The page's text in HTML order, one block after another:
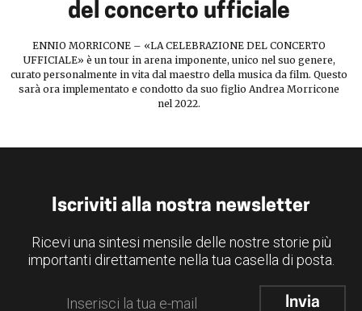
del concerto ufficiale
ENNIO MORRICONE – «LA CELEBRAZIONE DEL CONCERTO
UFFICIALE» è un tour in arena imponente, unico nel suo genere,
curato personalmente in vita dal maestro della musica da film. Questo
sarà ora implementato e condotto da suo figlio Andrea Morricone
nel 2022.
Iscriviti alla nostra newsletter
Ricevi una sintesi mensile delle nostre storie più
importanti direttamente nella tua casella di posta.